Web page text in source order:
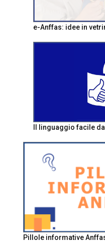
e-Anffas: idee in
Il linguaggio facile
Pillole informative